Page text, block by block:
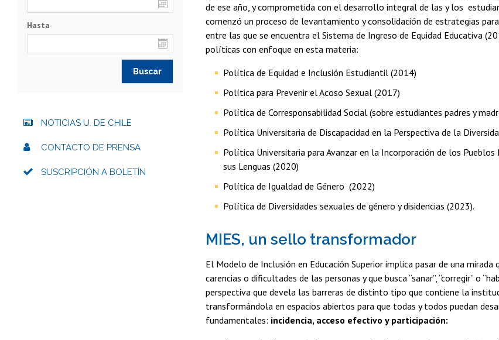
de ese año, y comprometida con el desarrollo integral de las y los
comenzó un proceso de levantamiento y consolidación de estrategias para
entre las que se encuentra el Sistema de Ingreso de Equidad Educativa
políticas con enfoque en esta materia:
Política de Equidad e Inclusión Estudiantil (2014)
Política para Prevenir el Acoso Sexual (2017)
Política de Corresponsabilidad Social (sobre estudiantes padres y
Política Universitaria de Discapacidad en la Perspectiva de la
Política Universitaria para Avanzar en la Incorporación de los Pueblos
sus Lenguas (2020)
Política de Igualdad de Género (2022)
Política de Diversidades sexuales de género y disidencias (2023).
MIES, un sello transformador
El Modelo de Inclusión en Educación Superior implica pasar de una
carencias o dificultades de las personas y que busca “sanar”, “corregir” o
perspectiva que devela las barreras de distinto tipo que contiene la
transformándola en espacios abiertos para que todas y todos puedan
fundamentales: incidencia, acceso efectivo y participación:
Hasta
NOTICIAS U. DE CHILE
CONTACTO DE PRENSA
SUSCRIPCIÓN A BOLETÍN